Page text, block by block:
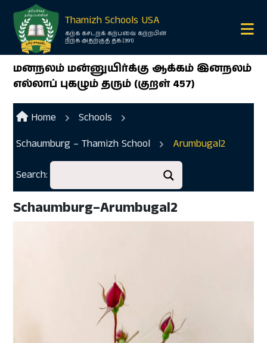
Thamizh Schools USA
கற்க கசடறக் கற்பவை கற்றபின்
நிற்க அதற்குத் தக.(391)
×
மனநலம் மன்னுயிர்க்கு ஆக்கம் இனநலம்
எல்லாப் புகழும் தரும் (குறள் 457)
Home
Schools
Schaumburg – Thamizh School
Arumbugal2
Search:
Schaumburg–Arumbugal2